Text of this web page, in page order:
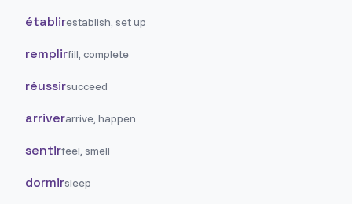
établirestablish, set up
remplirfill, complete
réussirsucceed
arriverarrive, happen
sentirfeel, smell
dormirsleep